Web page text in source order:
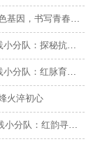
，书写青春华章
事，寻找岁月红色记忆
育新绿，山乡启新程
火淬初心
寨的精神传承与振兴之路